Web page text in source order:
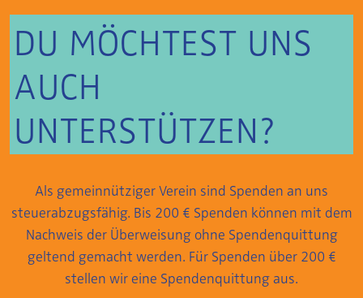
DU MÖCHTEST UNS
AUCH
UNTERSTÜTZEN?
Als gemeinnütziger Verein sind Spenden an uns
steuerabzugsfähig. Bis 200 € Spenden können mit dem
Nachweis der Überweisung ohne Spendenquittung
geltend gemacht werden. Für Spenden über 200 €
stellen wir eine Spendenquittung aus.